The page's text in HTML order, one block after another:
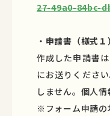
27-49a0-84bc-
・ 申請書（様式
作成した申請書
にお送りくださ
しません。個人情
※フォーム申請の